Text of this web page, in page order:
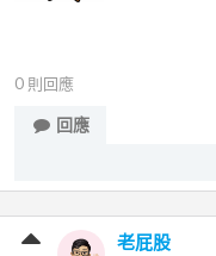
0 則回應
回應
老屁股